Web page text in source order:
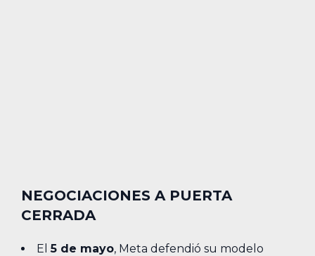
NEGOCIACIONES A PUERTA
CERRADA
El5 de mayo, Meta defendió su modelo